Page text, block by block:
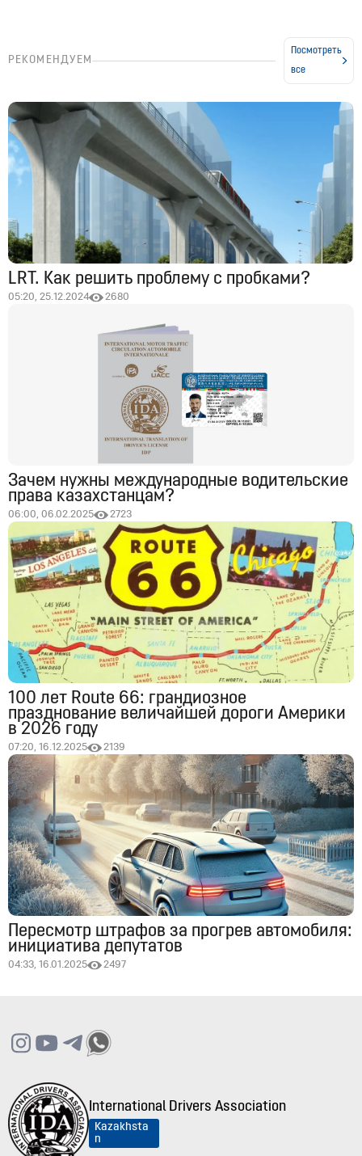
РЕКОМЕНДУЕМ
Посмотреть
все
LRT. Как решить проблему с пробками?
05:20, 25.12.2024 2680
Зачем нужны международные водительские
права казахстанцам?
06:00, 06.02.2025 2723
100 лет Route 66: грандиозное
празднование величайшей дороги Америки
в 2026 году
07:20, 16.12.2025 2139
Пересмотр штрафов за прогрев автомобиля:
инициатива депутатов
04:33, 16.01.2025 2497
International Drivers Association
Kazakhsta
n